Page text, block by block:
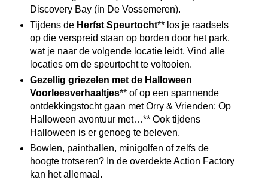
Discovery Bay (in De Vossemeren).
Tijdens de Herfst Speurtocht** los je raadsels
op die verspreid staan op borden door het park,
wat je naar de volgende locatie leidt. Vind alle
locaties om de speurtocht te voltooien.
Gezellig griezelen met de Halloween
Voorleesverhaaltjes** of op een spannende
ontdekkingstocht gaan met Orry & Vrienden: Op
Halloween avontuur met…** Ook tijdens
Halloween is er genoeg te beleven.
Bowlen, paintballen, minigolfen of zelfs de
hoogte trotseren? In de overdekte Action Factory
kan het allemaal.